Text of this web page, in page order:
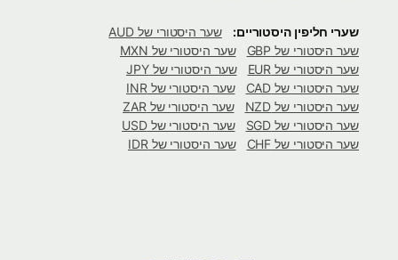
שערי חליפין היסטוריים:
שער היסטורי של AUD
שער היסטורי של GBP
שער היסטורי של MXN
שער היסטורי של EUR
שער היסטורי של JPY
שער היסטורי של CAD
שער היסטורי של INR
שער היסטורי של NZD
שער היסטורי של ZAR
שער היסטורי של SGD
שער היסטורי של USD
שער היסטורי של CHF
שער היסטורי של IDR